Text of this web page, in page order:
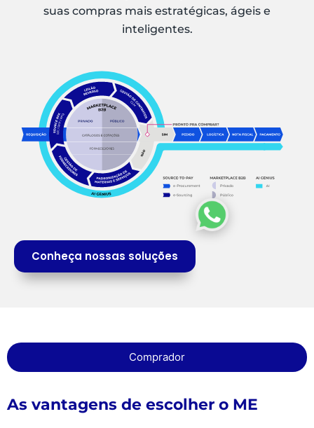
suas compras mais estratégicas, ágeis e
inteligentes.
Conheça nossas soluções
Comprador
As vantagens de escolher o ME